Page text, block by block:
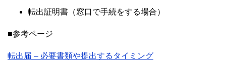
転出証明書（窓口で手続をする場合）
■参考ページ
転出届 – 必要書類や提出するタイミング